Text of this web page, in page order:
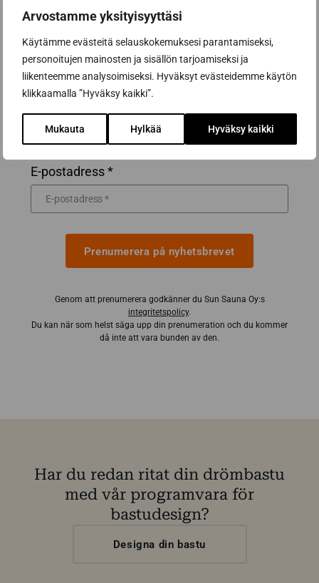
Arvostamme yksityisyyttäsi
Käytämme evästeitä selauskokemuksesi parantamiseksi,
personoitujen mainosten ja sisällön tarjoamiseksi ja
liikenteemme analysoimiseksi. Hyväksyt evästeidemme käytön
klikkaamalla ”Hyväksy kaikki”.
Mukauta Hylkää Hyväksy kaikki
nyhetsbrevet
Få de bästa tipsen och knepen för en lyckad
basturenovering från ett proffs på
bastubyggnation
Inspirerande bastunyheter och förmåner från
bästa bastuköpen
E-postadress *
Prenumerera på nyhetsbrevet
Genom att prenumerera godkänner du Sun Sauna Oy:s
integritetspolicy.
Du kan när som helst säga upp din prenumeration och du kommer
då inte att vara bunden av den.
Har du redan ritat din drömbastu
med vår programvara för
bastudesign?
Designa din bastu